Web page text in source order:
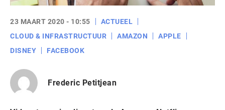
23 MAART 2020 - 10:55
ACTUEEL
CLOUD & INFRASTRUCTUUR
AMAZON
APPLE
DISNEY
FACEBOOK
Frederic Petitjean